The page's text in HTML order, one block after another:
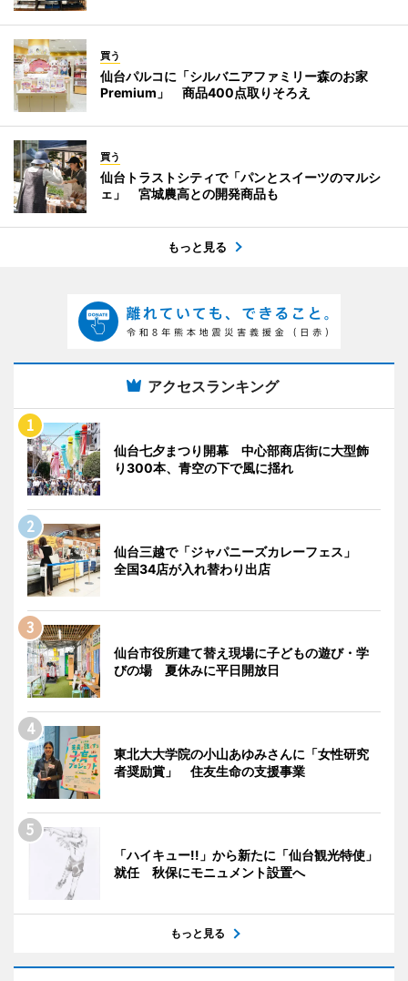
買う
仙台パルコに「シルバニアファミリー森のお家
Premium」 商品400点取りそろえ
買う
仙台トラストシティで「パンとスイーツのマルシ
ェ」 宮城農高との開発商品も
もっと見る
アクセスランキング
仙台七夕まつり開幕 中心部商店街に大型飾
り300本、青空の下で風に揺れ
仙台三越で「ジャパニーズカレーフェス」
全国34店が入れ替わり出店
仙台市役所建て替え現場に子どもの遊び・学
びの場 夏休みに平日開放日
東北大大学院の小山あゆみさんに「女性研究
者奨励賞」 住友生命の支援事業
「ハイキュー!!」から新たに「仙台観光特使」
就任 秋保にモニュメント設置へ
もっと見る